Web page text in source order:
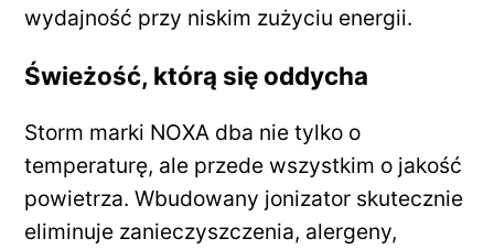
wydajność przy niskim zużyciu energii.
Świeżość, którą się oddycha
Storm marki NOXA dba nie tylko o
temperaturę, ale przede wszystkim o jakość
powietrza. Wbudowany jonizator skutecznie
eliminuje zanieczyszczenia, alergeny,